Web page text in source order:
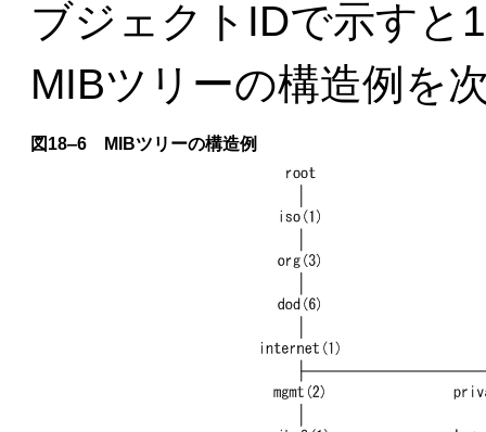
ブジェクトIDで示すと
MIBツリーの構造例を
図18‒6 MIBツリーの構造例